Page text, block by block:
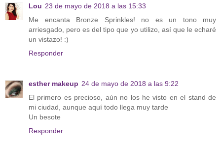
Lou 23 de mayo de 2018 a las 15:33
Me encanta Bronze Sprinkles! no es un tono muy
arriesgado, pero es del tipo que yo utilizo, así que le echaré
un vistazo! :)
Responder
esther makeup 24 de mayo de 2018 a las 9:22
El primero es precioso, aún no los he visto en el stand de
mi ciudad, aunque aquí todo llega muy tarde
Un besote
Responder